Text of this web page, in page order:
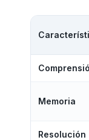
Memoria
Resolución